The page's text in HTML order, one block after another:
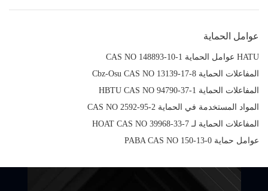
عوامل الحماية
HATU عوامل الحماية CAS NO 148893-10-1
المفاعلات الحماية Cbz-Osu CAS NO 13139-17-8
المفاعلات الحماية HBTU CAS NO 94790-37-1
المواد المستخدمة في الحماية CAS NO 2592-95-2
المفاعلات الحماية لـ HOAT CAS NO 39968-33-7
عوامل حماية PABA CAS NO 150-13-0